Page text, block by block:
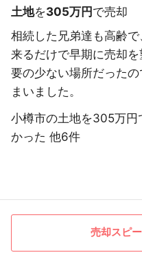
土地を305万円で売却
相続した兄弟達も高齢
来るだけで早期に売却
要の少ない場所だった
まいました。
小樽市の土地を305万
かった 他6件
売却スピ